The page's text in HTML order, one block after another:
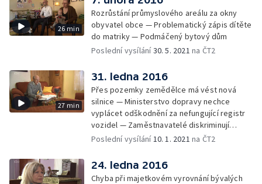
26 min
Rozrůstání průmyslového areálu za okny
obyvatel obce — Problematický zápis dítěte
do matriky — Podmáčený bytový dům
Poslední vysílání30. 5. 2021 na ČT2
27 min
31. ledna 2016
Přes pozemky zemědělce má vést nová
silnice — Ministerstvo dopravy nechce
vyplácet odškodnění za nefungující registr
vozidel — Zaměstnavatelé diskriminují
osoby starší padesáti let
Poslední vysílání10. 1. 2021 na ČT2
24. ledna 2016
Chyba při majetkovém vyrovnání bývalých